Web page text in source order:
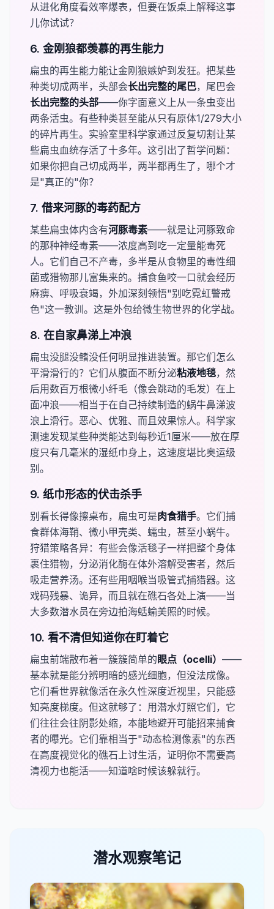
从进化角度看效率爆表，但要在饭桌上解释这事
儿你试试？
6. 金刚狼都羡慕的再生能力
扁虫的再生能力能让金刚狼嫉妒到发狂。把某些
种类切成两半，头部会​​长出完整的尾巴，尾巴会​
长出完整的头部——你字面意义上从一条虫变出
两条活虫。有些种类甚至能从只有原体1/279大小
的碎片再生。实验室里科学家通过反复切割让某
些扁虫血统存活了十多年。这引出了哲学问题：
如果你把自己切成两半，两半都再生了，哪个才
是"真正的"你？
7. 借来河豚的毒药配方
某些扁虫体内含有​​河豚毒素——就是让河豚致命
的那种神经毒素——浓度高到吃一定量能毒死
人。它们自己不产毒，多半是从食物里的毒性细
菌或猎物那儿富集来的。捕食鱼咬一口就会经历
麻痹、呼吸衰竭，外加深刻领悟"别吃霓虹警戒
色"这一教训。这是外包给微生物世界的化学战。
8. 在自家鼻涕上冲浪
扁虫没腿没鳍没任何明显推进装置。那它们怎么
平滑滑行的？它们从腹面不断分泌​​粘液地毯，然
后用数百万根微小纤毛（像会跳动的毛发）在上
面冲浪——相当于在自己持续制造的蜗牛鼻涕波
浪上滑行。恶心、优雅、而且效果惊人。科学家
测速发现某些种类能达到每秒近1厘米——放在厚
度只有几毫米的湿纸巾身上，这速度堪比奥运级
别。
9. 纸巾形态的伏击杀手
别看长得像擦桌布，扁虫可是​​肉食猎手。它们捕
食群体海鞘、微小甲壳类、蠕虫，甚至小蜗牛。
狩猎策略各异：有些会像活毯子一样把整个身体
裹住猎物，分泌消化酶在体外溶解受害者，然后
吸走营养汤。还有些用咽喉当吸管式捕猎器。这
戏码残暴、诡异，而且就在礁石各处上演——当
大多数潜水员在旁边拍海蛞蝓美照的时候。
10. 看不清但知道你在盯着它
扁虫前端散布着一簇簇简单的​​眼点（ocelli） ——
基本就是能分辨明暗的感光细胞，但没法成像。
它们看世界就像活在永久性深度近视里，只能感
知亮度梯度。但这就够了：用潜水灯照它们，它
们往往会往阴影处缩，本能地避开可能招来捕食
者的曝光。它们靠相当于"动态检测像素"的东西
在高度视觉化的礁石上讨生活，证明你不需要高
清视力也能活——知道啥时候该躲就行。
潜水观察笔记